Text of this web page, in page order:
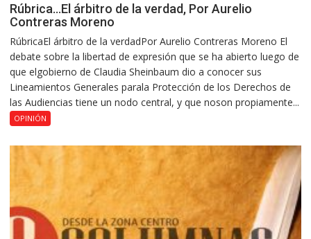
Rúbrica…El árbitro de la verdad, Por Aurelio
Contreras Moreno
RúbricaEl árbitro de la verdadPor Aurelio Contreras Moreno El
debate sobre la libertad de expresión que se ha abierto luego de
que elgobierno de Claudia Sheinbaum dio a conocer sus
Lineamientos Generales parala Protección de los Derechos de
las Audiencias tiene un nodo central, y que noson propiamente...
OPINIÓN